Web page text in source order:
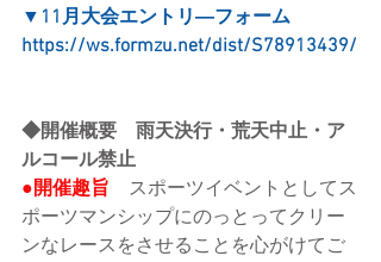
▼11月大会エントリ―フォーム
https://ws.formzu.net/dist/S78913439/
◆開催概要　雨天決行・荒天中止・ア
ルコール禁止
●開催趣旨 スポーツイベントとしてス
ポーツマンシップにのっとってクリー
ンなレースをさせることを心がけてご